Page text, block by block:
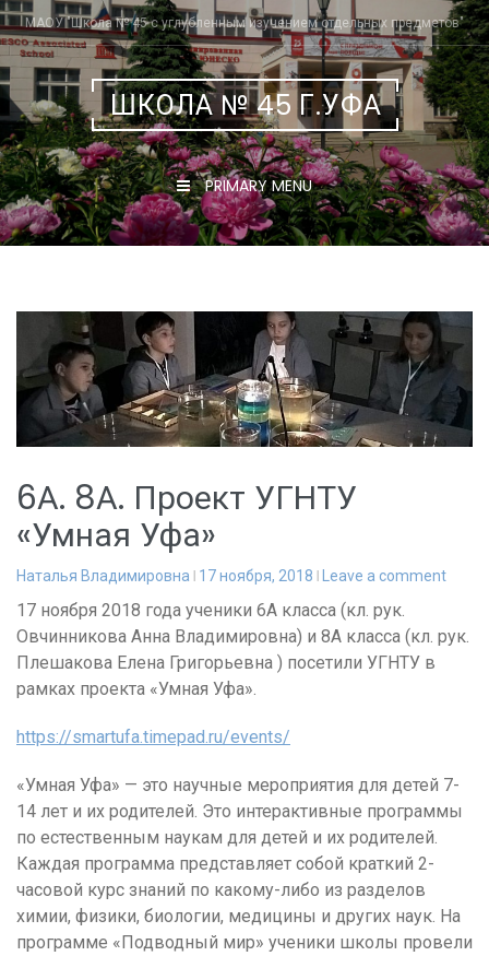
Skip
to
content
МАОУ "Школа № 45 с углубленным изучением отдельных предметов"
ШКОЛА № 45 Г.УФА
PRIMARY MENU
6А. 8А. Проект УГНТУ
«Умная Уфа»
Наталья Владимировна 17 ноября, 2018 Leave a comment
17 ноября 2018 года ученики 6А класса (кл. рук.
Овчинникова Анна Владимировна) и 8А класса (кл. рук.
Плешакова Елена Григорьевна ) посетили УГНТУ в
рамках проекта «Умная Уфа».
https://smartufa.timepad.ru/events/
«Умная Уфа» — это научные мероприятия для детей 7-
14 лет и их родителей. Это интерактивные программы
по естественным наукам для детей и их родителей.
Каждая программа представляет собой краткий 2-
часовой курс знаний по какому-либо из разделов
химии, физики, биологии, медицины и других наук. На
программе «Подводный мир» ученики школы провели